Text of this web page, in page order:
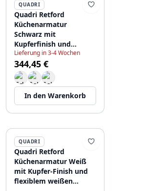
QUADRI
Quadri Retford
Küchenarmatur
Schwarz mit
Kupferfinish und
flexiblem schwarzen
Auslauf 1208956091
Lieferung in 3-4 Wochen
344,45 €
In den Warenkorb
QUADRI
Quadri Retford
Küchenarmatur Weiß
mit Kupfer-Finish und
flexiblem weißen